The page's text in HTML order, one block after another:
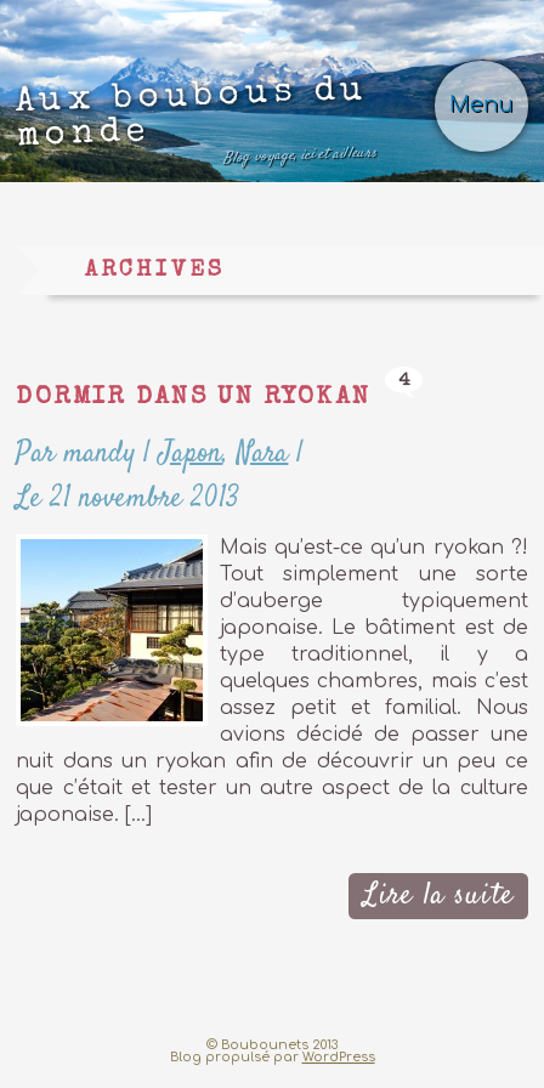
Menu
Aux boubous du
monde
Blog voyage, ici et ailleurs
ARCHIVES
DORMIR DANS UN RYOKAN
4
Par mandy |Japon,Nara|
Le 21 novembre 2013
Mais qu’est-ce qu’un ryokan ?!
Tout simplement une sorte
d’auberge typiquement
japonaise. Le bâtiment est de
type traditionnel, il y a
quelques chambres, mais c’est
assez petit et familial. Nous
avions décidé de passer une
nuit dans un ryokan afin de découvrir un peu ce
que c’était et tester un autre aspect de la culture
japonaise. […]
Lire la suite
© Boubounets 2013
Blog propulsé par WordPress